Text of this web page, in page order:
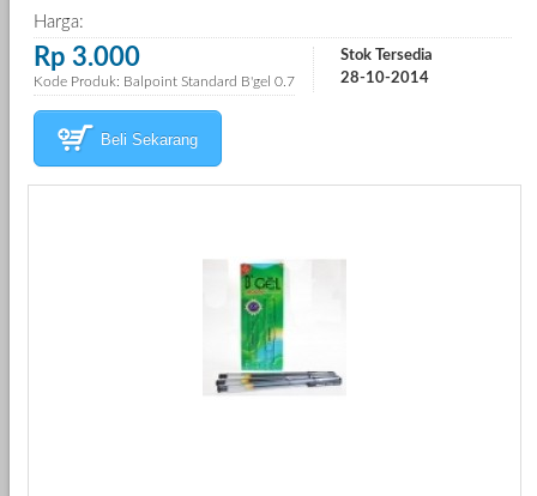
Harga:
Rp 3.000
Kode Produk: Balpoint Standard B'gel 0.7
Stok Tersedia
28-10-2014
Beli Sekarang